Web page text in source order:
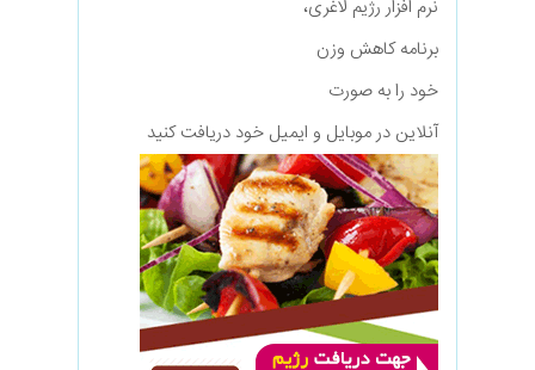
نرم افزار رژیم لاغری،
برنامه کاهش وزن
خود را به صورت
آنلاین در موبایل و ایمیل خود دریافت کنید